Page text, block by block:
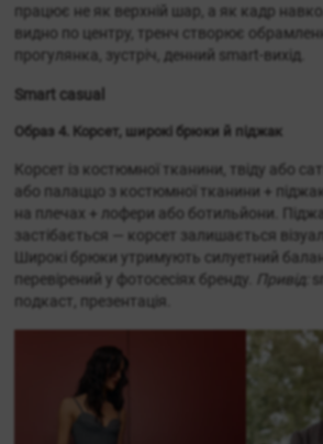
працює не як верхній шар, а як кадр
видно по центру, тренч створює
прогулянка, зустріч, денний smart-вихід.
Smart casual
Образ 4. Корсет, широкі брюки й піджак
Корсет із костюмної тканини, твіду або
або палаццо з костюмної тканини +
на плечах + лофери або ботильйони.
застібається — корсет залишається
Широкі брюки утримують силуетний
перевірений у фотосесіях бренду.
Привід:
подкаст, презентація.